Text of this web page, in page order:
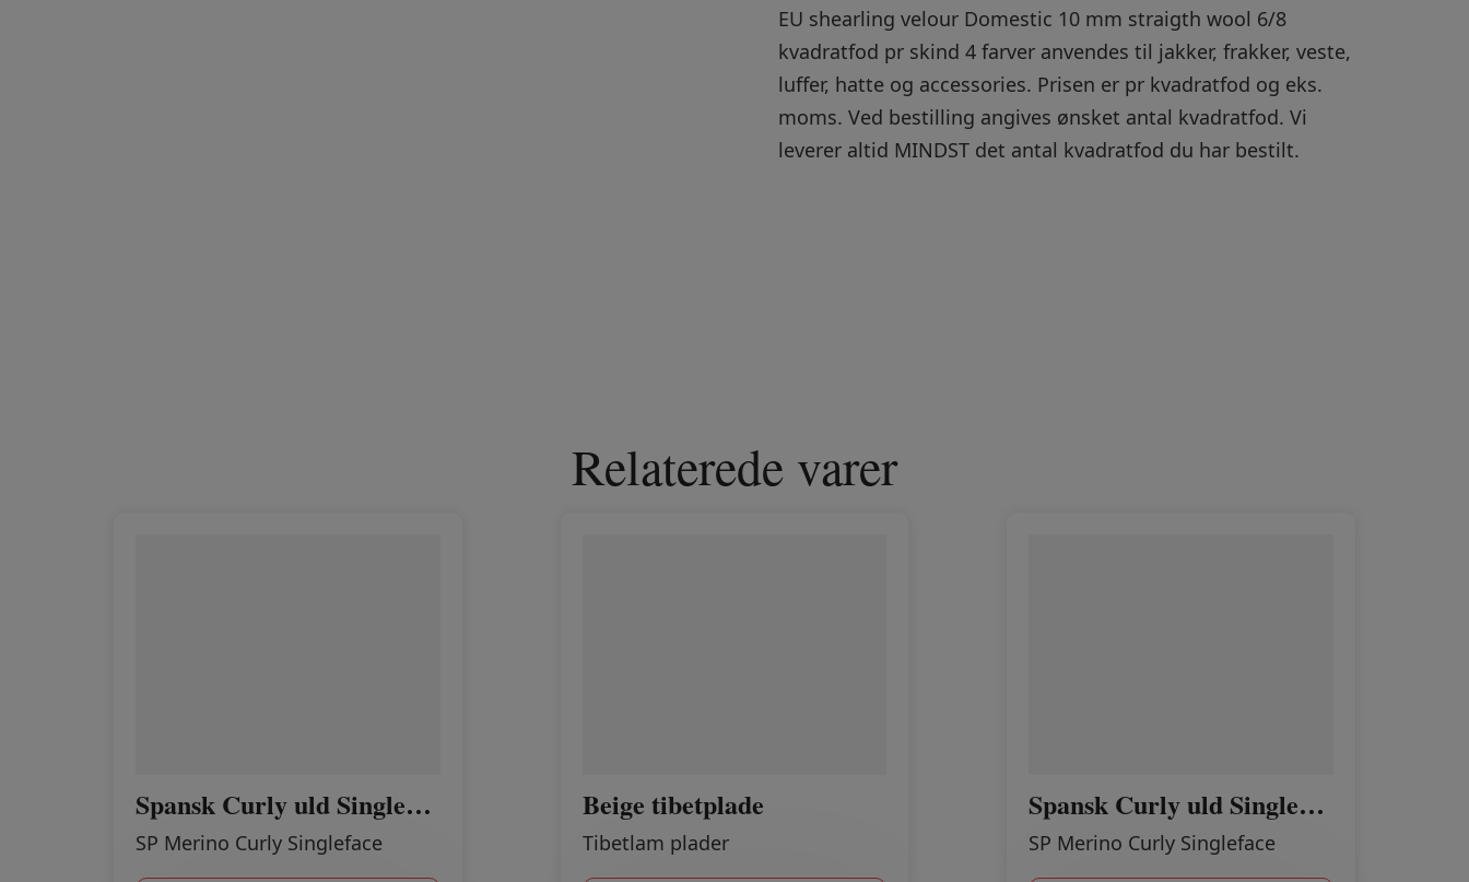
EU shearling velour Domestic 10 mm straigth wool 6/8
kvadratfod pr skind 4 farver anvendes til jakker, frakker, veste,
luffer, hatte og accessories. Prisen er pr kvadratfod og eks.
moms. Ved bestilling angives ønsket antal kvadratfod. Vi
leverer altid MINDST det antal kvadratfod du har bestilt.
Relaterede varer
Spansk Curly uld Singleface IVORY
SP Merino Curly Singleface
Beige tibetplade
Tibetlam plader
Spansk Curly uld Singleface AVOCADO
SP Merino Curly Singleface